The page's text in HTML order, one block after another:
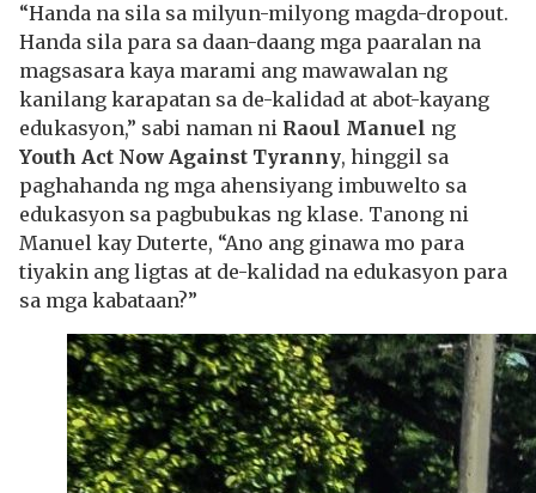
“Handa na sila sa milyun-milyong magda-dropout.
Handa sila para sa daan-daang mga paaralan na
magsasara kaya marami ang mawawalan ng
kanilang karapatan sa de-kalidad at abot-kayang
edukasyon,” sabi naman ni Raoul Manuel ng
Youth Act Now Against Tyranny, hinggil sa
paghahanda ng mga ahensiyang imbuwelto sa
edukasyon sa pagbubukas ng klase. Tanong ni
Manuel kay Duterte, “Ano ang ginawa mo para
tiyakin ang ligtas at de-kalidad na edukasyon para
sa mga kabataan?”